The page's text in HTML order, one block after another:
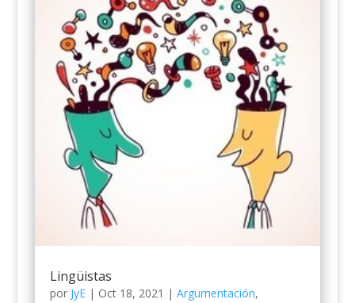
Lingüistas
por JyE| Oct 18, 2021 | Argumentación,